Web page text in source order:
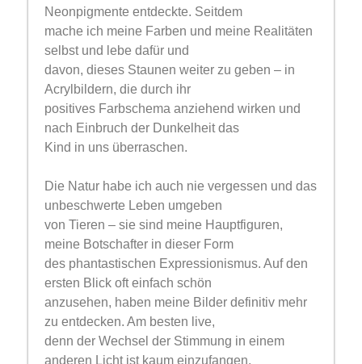
Neonpigmente entdeckte. Seitdem
mache ich meine Farben und meine Realitäten
selbst und lebe dafür und
davon, dieses Staunen weiter zu geben – in
Acrylbildern, die durch ihr
positives Farbschema anziehend wirken und
nach Einbruch der Dunkelheit das
Kind in uns überraschen.
Die Natur habe ich auch nie vergessen und das
unbeschwerte Leben umgeben
von Tieren – sie sind meine Hauptfiguren,
meine Botschafter in dieser Form
des phantastischen Expressionismus. Auf den
ersten Blick oft einfach schön
anzusehen, haben meine Bilder definitiv mehr
zu entdecken. Am besten live,
denn der Wechsel der Stimmung in einem
anderen Licht ist kaum einzufangen.